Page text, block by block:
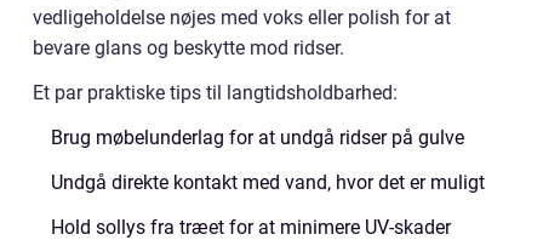
vedligeholdelse nøjes med voks eller polish for at
bevare glans og beskytte mod ridser.
Et par praktiske tips til langtidsholdbarhed:
Brug møbelunderlag for at undgå ridser på gulve
Undgå direkte kontakt med vand, hvor det er muligt
Hold sollys fra træet for at minimere UV-skader